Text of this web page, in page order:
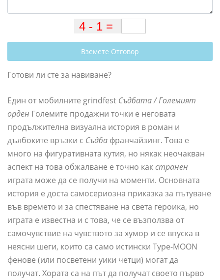
Вземете Отговор
Готови ли сте за навиване?
Един от мобилните grindfest Съдбата / Големият
орден Големите продажни точки е неговата
продължителна визуална история в роман и
дълбоките връзки с Съдба франчайзинг. Това е
много на фигуративната кутия, но някак неочакван
аспект на това обжалване е точно какстранен
играта може да се получи на моменти. Основната
история е доста самосериозна приказка за пътуване
във времето и за спестяване на света героика, но
играта е известна и с това, че се възползва от
самочувствие на чувството за хумор и се впуска в
неясни шеги, които са само истински Type-MOON
фенове (или посветени уики четци) могат да
получат. Хората са на път да получат своето първо